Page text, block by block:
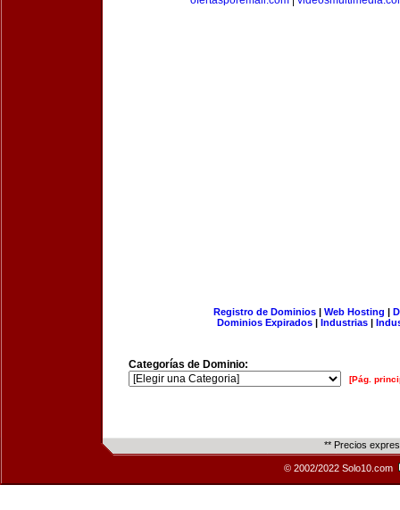
Registro de Dominios| Web Hosting |
Dominios Expirados | Industrias |
Categorías de Dominio:
[Pág.
** Precios
© 2002/2022 Solo10.com